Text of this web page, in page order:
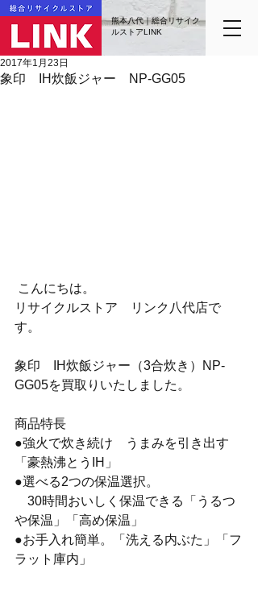
熊本八代｜総合リサイク
ルストアLINK
象印 IH炊飯ジャー NP-GG05
2017年1月23日
こんにちは。
リサイクルストア　リンク八代店で
す。
象印　IH炊飯ジャー（3合炊き）NP-
GG05を買取りいたしました。
商品特長
●強火で炊き続け　うまみを引き出す
「豪熱沸とうIH」
●選べる2つの保温選択。
30時間おいしく保温できる「うるつ
や保温」「高め保温」
●お手入れ簡単。「洗える内ぶた」「フ
ラット庫内」